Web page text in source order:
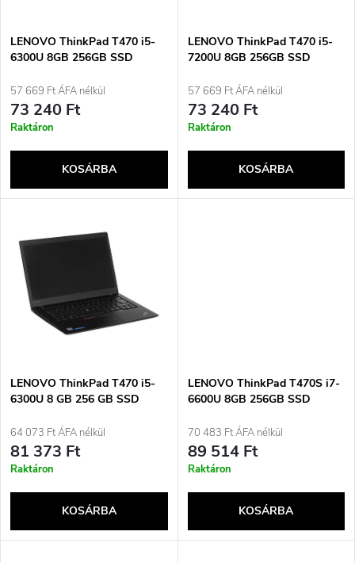
e
k
r
n
d
e
é
s
e
é
k
e
k
l
s
j
a
LENOVO ThinkPad T470 i5-
6300U 8GB 256GB SSD
Használt Használt
57 669 Ft ÁFA nélkül
73 240 Ft
Raktáron
KOSÁRBA
LENOVO ThinkPad T470 i5-
7200U 8GB 256GB SSD
Használt Használt
57 669 Ft ÁFA nélkül
73 240 Ft
Raktáron
KOSÁRBA
LENOVO ThinkPad T470 i5-
6300U 8 GB 256 GB SSD
Win10 Pro + hálózati adapter
– HASZNÁLT Használt
64 073 Ft ÁFA nélkül
81 373 Ft
Raktáron
KOSÁRBA
LENOVO ThinkPad T470S i7-
6600U 8GB 256GB SSD
Használt
70 483 Ft ÁFA nélkül
89 514 Ft
Raktáron
KOSÁRBA